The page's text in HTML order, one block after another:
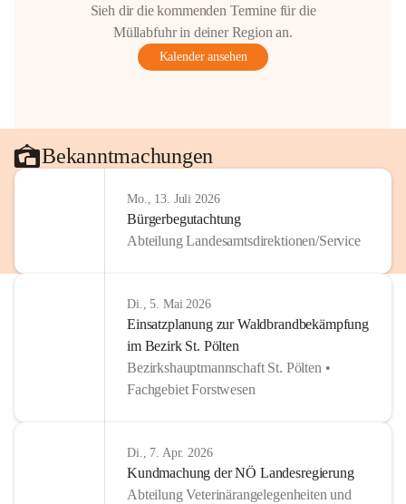
Sieh dir die kommenden Termine für die
Müllabfuhr in deiner Region an.
Kalender ansehen
Bekanntmachungen
Mo., 13. Juli 2026
Bürgerbegutachtung
Abteilung Landesamtsdirektionen/Service
Di., 5. Mai 2026
Einsatzplanung zur Waldbrandbekämpfung
im Bezirk St. Pölten
Bezirkshauptmannschaft St. Pölten •
Fachgebiet Forstwesen
Di., 7. Apr. 2026
Kundmachung der NÖ Landesregierung
Abteilung Veterinärangelegenheiten und